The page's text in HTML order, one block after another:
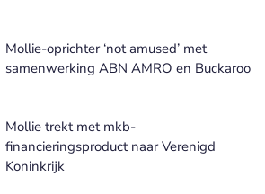
Mollie-oprichter ‘not amused’ met
samenwerking ABN AMRO en Buckaroo
Mollie trekt met mkb-
financieringsproduct naar Verenigd
Koninkrijk